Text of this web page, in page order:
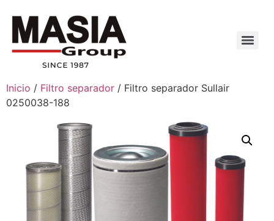
Inicio / Filtro separador / Filtro separador Sullair
0250038-188